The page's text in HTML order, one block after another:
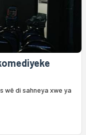
wê di sahneya xwe ya